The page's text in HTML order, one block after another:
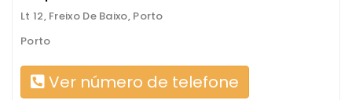
Lt 12, Freixo De Baixo, Porto
Porto
Ver número de telefone